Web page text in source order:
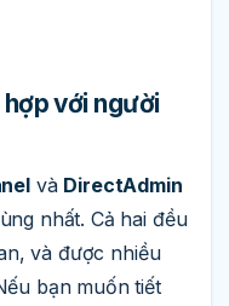
với người
và DirectAdmin
nhất. Cả hai đều
và được nhiều
bạn muốn tiết